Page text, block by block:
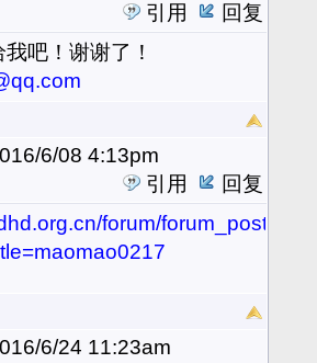
引用
回复
吧！谢谢了！
6/08 4:13pm
引用
回复
forum/
6/24 11:23am